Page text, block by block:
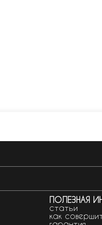
ПОЛЕЗНАЯ
статьи
как